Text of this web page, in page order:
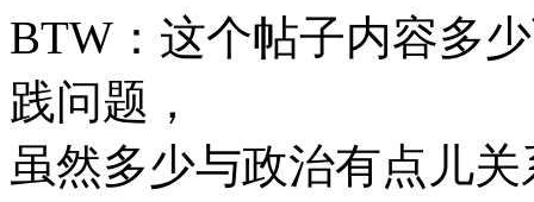
BTW：这个帖子内容多
践问题，
虽然多少与政治有点儿